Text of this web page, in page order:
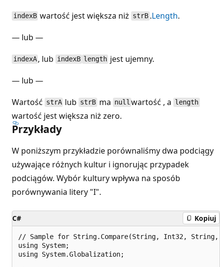
indexB wartość jest większa niż strB.Length.
— lub —
indexA , lub indexB length jest ujemny.
— lub —
Wartość strA lub strBma null wartość , a length
wartość jest większa niż zero.
Przykłady
W poniższym przykładzie porównaliśmy dwa podciągy
używające różnych kultur i ignorując przypadek
podciągów. Wybór kultury wpływa na sposób
porównywania litery "I".
C# Kopiuj
// Sample for String.Compare(String, Int32,
using System;
using System.Globalization;